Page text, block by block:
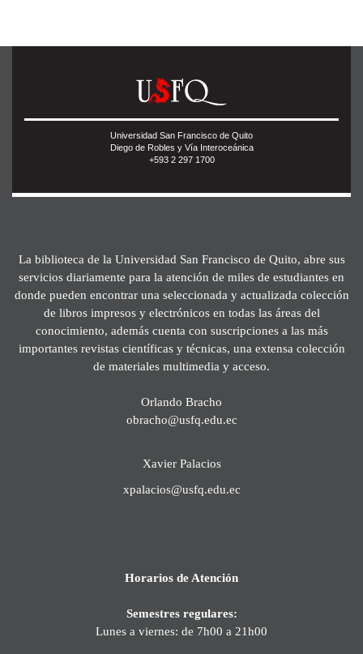
Universidad San Francisco de Quito
Diego de Robles y Vía Interoceánica
+593 2 297 1700
La biblioteca de la Universidad San Francisco de Quito, abre sus
servicios diariamente para la atención de miles de estudiantes en
donde pueden encontrar una seleccionada y actualizada colección
de libros impresos y electrónicos en todas las áreas del
conocimiento, además cuenta con suscripciones a las más
importantes revistas científicas y técnicas, una extensa colección
de materiales multimedia y acceso.
Orlando Bracho
obracho@usfq.edu.ec
Xavier Palacios
xpalacios@usfq.edu.ec
Horarios de Atención
Semestres regulares:
Lunes a viernes: de 7h00 a 21h00